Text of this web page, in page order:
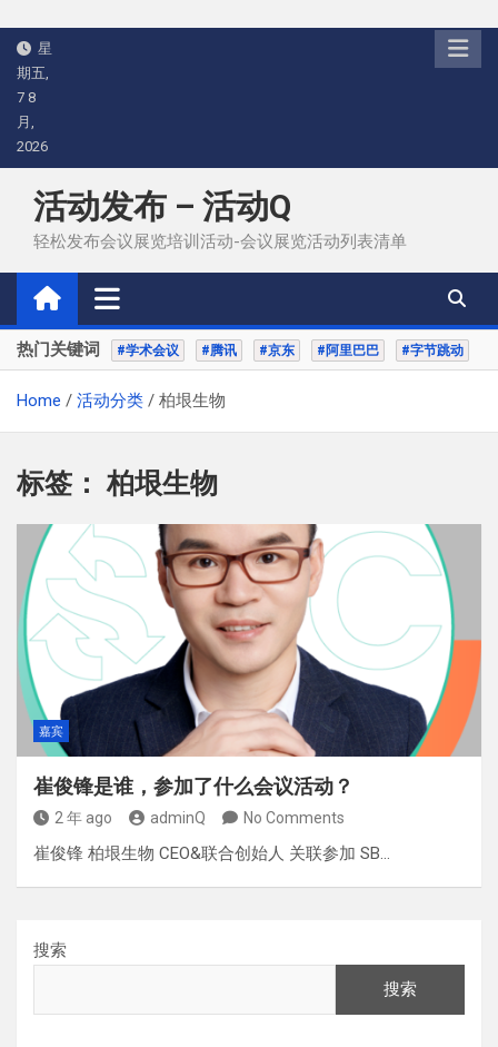
Skip
content
星
期五,
7 8
月,
2026
活动发布 – 活动Q
轻松发布会议展览培训活动-会议展览活动列表清单
热门关键词 #学术会议 #腾讯 #京东 #阿里巴巴 #字节跳动
Home 活动分类 柏垠生物
标签：柏垠生物
嘉宾
崔俊锋是谁，参加了什么会议活动？
2 年 ago adminQ No Comments
崔俊锋 柏垠生物 CEO&联合创始人 关联参加 SB…
搜索
搜索